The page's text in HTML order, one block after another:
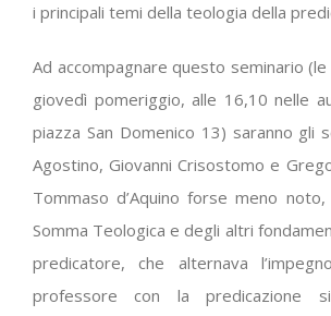
i principali temi della teologia della
Ad accompagnare questo seminario (le
giovedì pomeriggio, alle 16,10 nelle
piazza San Domenico 13) saranno gli
Agostino, Giovanni Crisostomo e
Tommaso d’Aquino forse meno
Somma Teologica e degli altri
predicatore, che alternava
professore con la predicazione